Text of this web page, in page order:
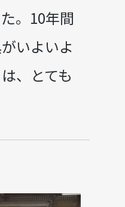
。10年間
いよいよ
、とても